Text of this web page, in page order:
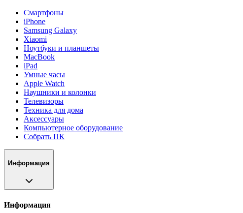
Смартфоны
iPhone
Samsung Galaxy
Xiaomi
Ноутбуки и планшеты
MacBook
iPad
Умные часы
Apple Watch
Наушники и колонки
Телевизоры
Техника для дома
Аксессуары
Компьютерное оборудование
Собрать ПК
Информация
Информация